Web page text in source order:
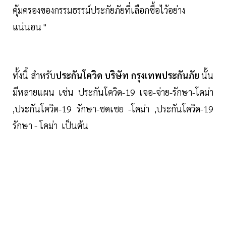
คุ้มครองของกรรมธรรม์ประกัยภัยที่เลือกซื้อไว้อย่าง
แน่นอน "
ทั้งนี้ สำหรับประกันโควิด บริษัท กรุงเทพประกันภัย นั้น
มีหลายแผน เช่น ประกันโควิด-19 เจอ-จ่าย-รักษา-โคม่า
,ประกันโควิด-19 รักษา-ชดเชย -โคม่า ,ประกันโควิด-19
รักษา - โคม่า เป็นต้น